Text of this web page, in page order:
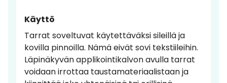
Käyttö
Tarrat soveltuvat käytettäväksi sileillä ja
kovilla pinnoilla. Nämä eivät sovi tekstiileihin.
Läpinäkyvän applikointikalvon avulla tarrat
voidaan irrottaa taustamateriaalistaan ja